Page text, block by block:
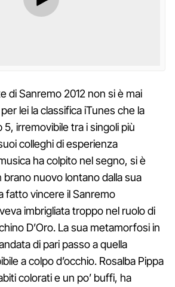
di Sanremo 2012 non si è mai
lei la classifica iTunes che la
irremovibile tra i singoli più
colleghi di esperienza
ha colpito nel segno, si è
nuovo lontano dalla sua
fatto vincere il Sanremo
imbrigliata troppo nel ruolo di
D’Oro. La sua metamorfosi in
di pari passo a quella
a colpo d’occhio. Rosalba Pippa
colorati e un po’ buffi, ha